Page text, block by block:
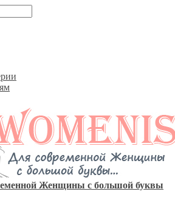
Женщины с большой буквы